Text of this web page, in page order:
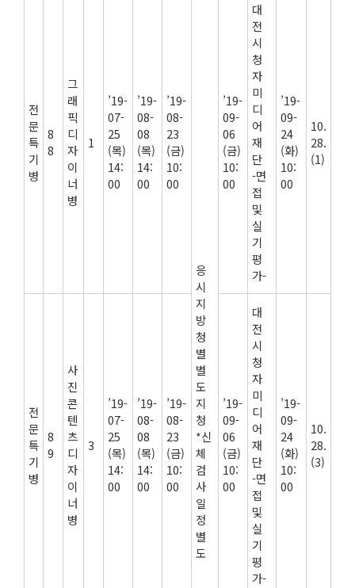
전
문
특
기
병
8
8
그
래
픽
디
자
이
너
병
1
’19-
07-
25
(목)
14:
00
’19-
08-
08
(목)
14:
00
’19-
08-
23
(금)
10:
00
응
시
지
방
청
별
별
도
지
청
*신
체
검
사
일
정
별
도
’19-
09-
06
(금)
10:
00
대
전
시
청
자
미
디
어
재
단
-면
접
및
실
기
평
가-
’19-
09-
24
(화)
10:
00
10.
28.
(1)
전
문
특
기
병
8
9
사
진
콘
텐
츠
디
자
이
너
병
3
’19-
07-
25
(목)
14:
00
’19-
08-
08
(목)
14:
00
’19-
08-
23
(금)
10:
00
’19-
09-
06
(금)
10:
00
대
전
시
청
자
미
디
어
재
단
-면
접
및
실
기
평
가-
’19-
09-
24
(화)
10:
00
10.
28.
(3)